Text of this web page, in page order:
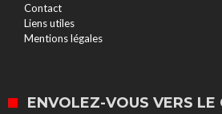
Contact
Liens utiles
Mentions légales
ENVOLEZ-VOUS VERS